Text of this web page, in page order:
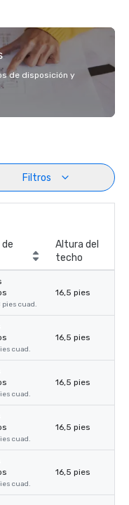
de disposición y
Filtros
Altura del
techo
pies cuad.
16,5 pies
cuad.
16,5 pies
cuad.
16,5 pies
cuad.
16,5 pies
cuad.
16,5 pies